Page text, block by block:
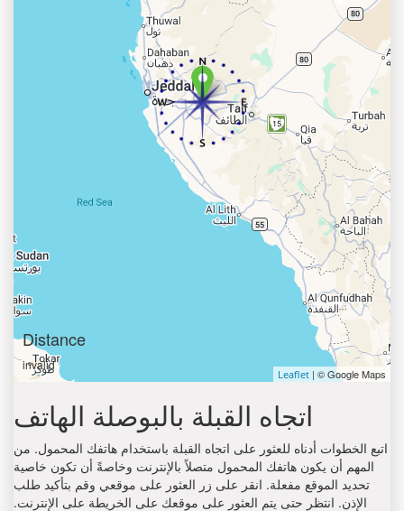
Distance
invalid
Leaflet | © Google Maps
اتجاه القبلة بالبوصلة الهاتف
اتبع الخطوات أدناه للعثور على اتجاه القبلة باستخدام هاتفك المحمول. من
المهم أن يكون هاتفك المحمول متصلاً بالإنترنت وخاصةً أن تكون خاصية
تحديد الموقع مفعلة. انقر على زر العثور على موقعي وقم بتأكيد طلب
الإذن. انتظر حتى يتم العثور على موقعك على الخريطة على الإنترنت.